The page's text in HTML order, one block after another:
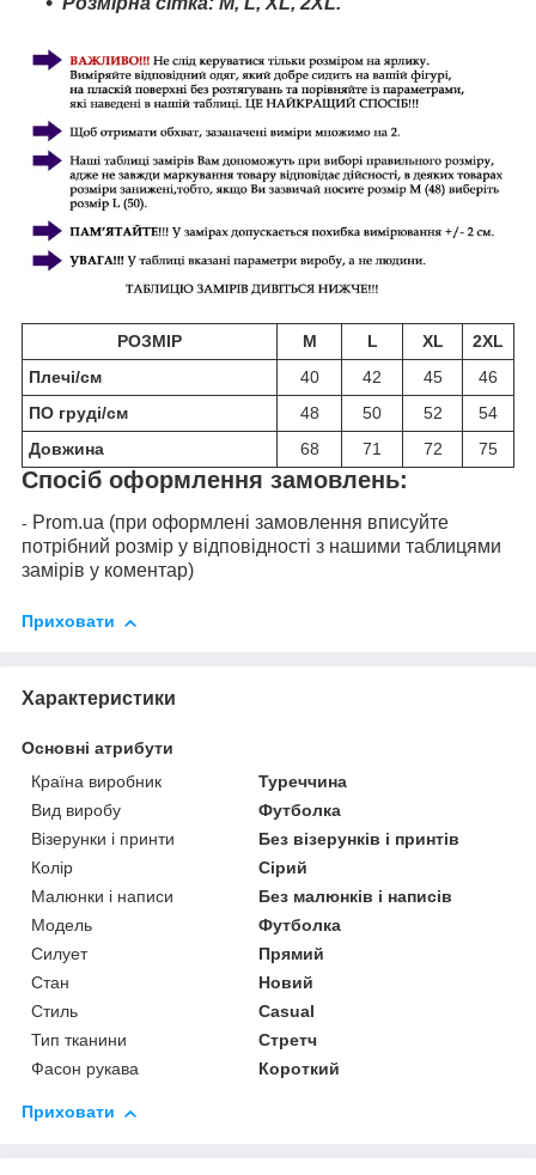
РОЗМІР M L XL
2XL
Плечі/см
40 42 45
46
ПО груді/см
48 50 52
54
Довжина
68 71 72 75
Спосіб оформлення замовлень:
- Prom.ua (при оформлені замовлення вписуйте
потрібний розмір у відповідності з нашими таблицями
замірів у коментар)
Приховати
Характеристики
Основні атрибути
Країна виробник
Туреччина
Вид виробу
Футболка
Візерунки і принти
Без візерунків і принтів
Колір
Сірий
Малюнки і написи
Без малюнків і написів
Модель
Футболка
Силует
Прямий
Стан
Новий
Стиль
Casual
Тип тканини
Стретч
Фасон рукава
Короткий
Приховати